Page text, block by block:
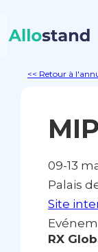
<< Retour à
09-13
Palais
Site
RX